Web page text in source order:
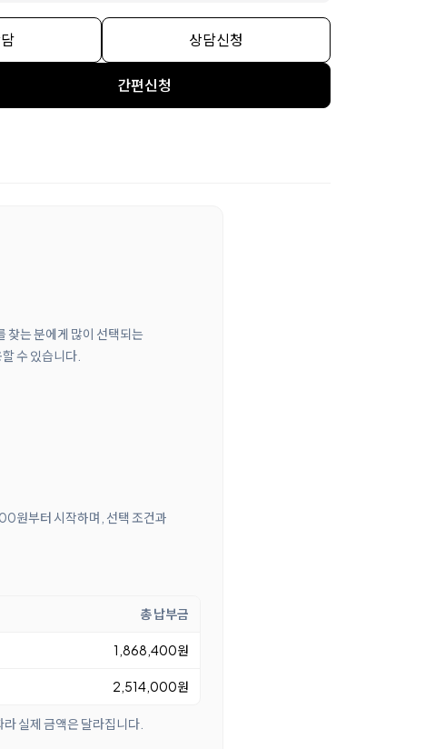
상담신청
간편신청
는 분에게 많이 선택되는
수 있습니다.
원부터 시작하며, 선택 조건과
총 납부금
1,868,400원
2,514,000원
실제 금액은 달라집니다.